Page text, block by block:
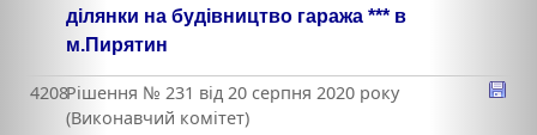
ділянки на будівництво гаража *** в
м.Пирятин
4208Рішення № 231 від 20 серпня 2020 року
(Виконавчий комітет)